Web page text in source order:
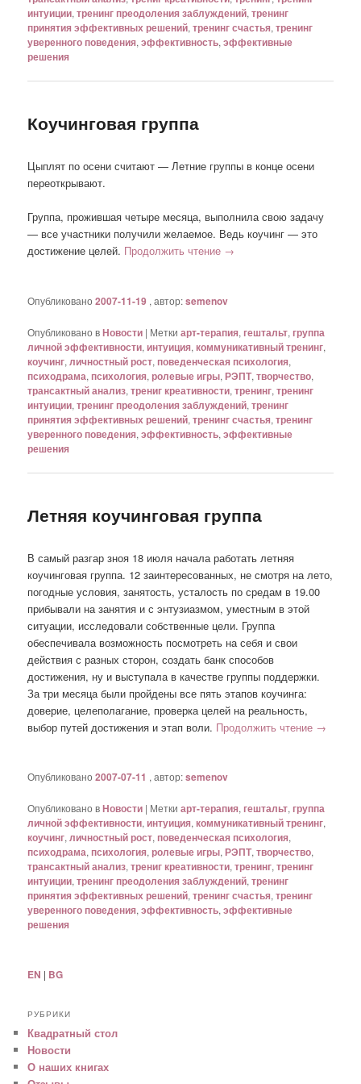
интуиции,тренинг преодоления заблуждений,тренинг
принятия эффективных решений,тренинг счастья,тренинг
уверенного поведения,эффективность,эффективные
решения
Коучинговая группа
Цыплят по осени считают — Летние группы в конце осени
переоткрывают.
Группа, прожившая четыре месяца, выполнила свою задачу
— все участники получили желаемое. Ведь коучинг — это
достижение целей. Продолжить чтение →
Опубликовано2007-11-19 , автор:semenov
Опубликовано вНовости | Метки арт-терапия, гештальт, группа
личной эффективности,интуиция,коммуникативный тренинг,
коучинг,личностный рост, поведенческая психология,
психодрама, психология,ролевые игры,РЭПТ,творчество,
трансактный анализ,трениг креативности,тренинг,тренинг
интуиции,тренинг преодоления заблуждений,тренинг
принятия эффективных решений,тренинг счастья,тренинг
уверенного поведения,эффективность,эффективные
решения
Летняя коучинговая группа
В самый разгар зноя 18 июля начала работать летняя
коучинговая группа. 12 заинтересованных, не смотря на лето,
погодные условия, занятость, усталость по средам в 19.00
прибывали на занятия и с энтузиазмом, уместным в этой
ситуации, исследовали собственные цели. Группа
обеспечивала возможность посмотреть на себя и свои
действия с разных сторон, создать банк способов
достижения, ну и выступала в качестве группы поддержки.
За три месяца были пройдены все пять этапов коучинга:
доверие, целеполагание, проверка целей на реальность,
выбор путей достижения и этап воли. Продолжить чтение →
Опубликовано2007-07-11 , автор:semenov
Опубликовано вНовости | Метки арт-терапия, гештальт, группа
личной эффективности,интуиция,коммуникативный тренинг,
коучинг,личностный рост, поведенческая психология,
психодрама, психология,ролевые игры,РЭПТ,творчество,
трансактный анализ,трениг креативности,тренинг,тренинг
интуиции,тренинг преодоления заблуждений,тренинг
принятия эффективных решений,тренинг счастья,тренинг
уверенного поведения,эффективность,эффективные
решения
EN | BG
РУБРИКИ
Квадратный стол
Новости
О наших книгах